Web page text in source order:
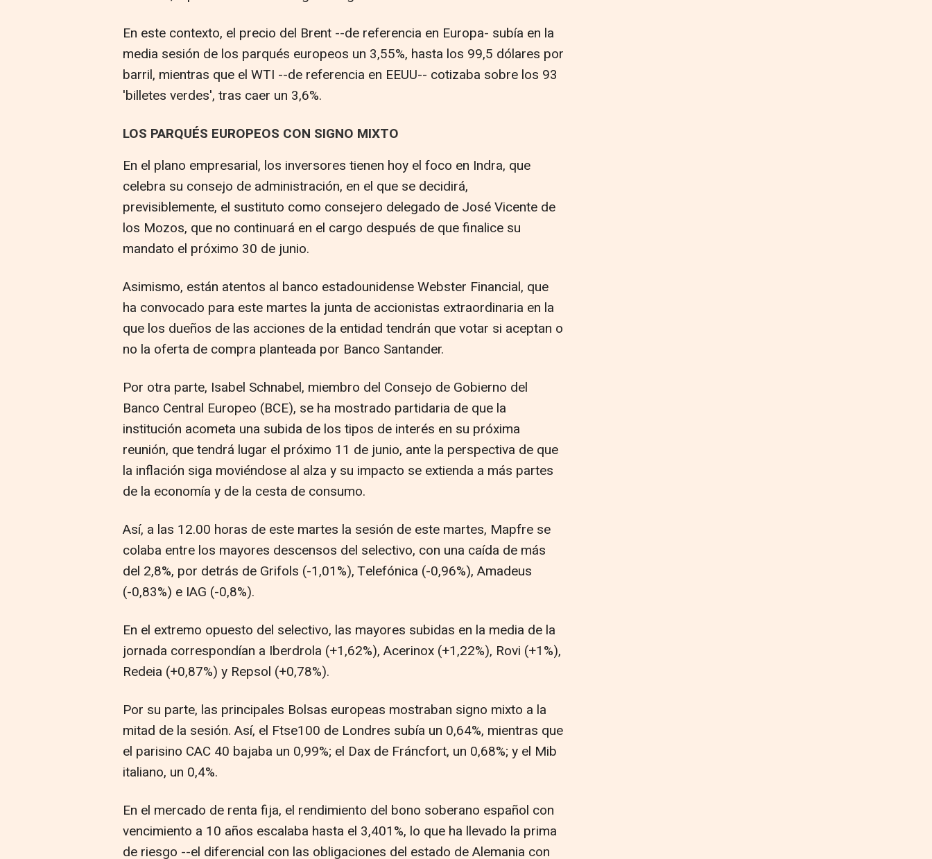
En este contexto, el precio del Brent --de referencia en Europa- subía en la
media sesión de los parqués europeos un 3,55%, hasta los 99,5 dólares por
barril, mientras que el WTI --de referencia en EEUU-- cotizaba sobre los 93
'billetes verdes', tras caer un 3,6%.
LOS PARQUÉS EUROPEOS CON SIGNO MIXTO
En el plano empresarial, los inversores tienen hoy el foco en Indra, que
celebra su consejo de administración, en el que se decidirá,
previsiblemente, el sustituto como consejero delegado de José Vicente de
los Mozos, que no continuará en el cargo después de que finalice su
mandato el próximo 30 de junio.
Asimismo, están atentos al banco estadounidense Webster Financial, que
ha convocado para este martes la junta de accionistas extraordinaria en la
que los dueños de las acciones de la entidad tendrán que votar si aceptan o
no la oferta de compra planteada por Banco Santander.
Por otra parte, Isabel Schnabel, miembro del Consejo de Gobierno del
Banco Central Europeo (BCE), se ha mostrado partidaria de que la
institución acometa una subida de los tipos de interés en su próxima
reunión, que tendrá lugar el próximo 11 de junio, ante la perspectiva de que
la inflación siga moviéndose al alza y su impacto se extienda a más partes
de la economía y de la cesta de consumo.
Así, a las 12.00 horas de este martes la sesión de este martes, Mapfre se
colaba entre los mayores descensos del selectivo, con una caída de más
del 2,8%, por detrás de Grifols (-1,01%), Telefónica (-0,96%), Amadeus
(-0,83%) e IAG (-0,8%).
En el extremo opuesto del selectivo, las mayores subidas en la media de la
jornada correspondían a Iberdrola (+1,62%), Acerinox (+1,22%), Rovi (+1%),
Redeia (+0,87%) y Repsol (+0,78%).
Por su parte, las principales Bolsas europeas mostraban signo mixto a la
mitad de la sesión. Así, el Ftse100 de Londres subía un 0,64%, mientras que
el parisino CAC 40 bajaba un 0,99%; el Dax de Fráncfort, un 0,68%; y el Mib
italiano, un 0,4%.
En el mercado de renta fija, el rendimiento del bono soberano español con
vencimiento a 10 años escalaba hasta el 3,401%, lo que ha llevado la prima
de riesgo --el diferencial con las obligaciones del estado de Alemania con